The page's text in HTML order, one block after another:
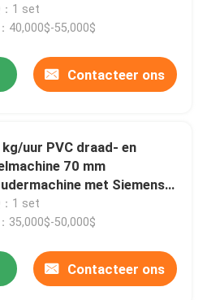
：1 set
40,000$-55,000$
Contacteer ons
uur PVC draad- en
70 mm
met Siemens
：1 set
35,000$-50,000$
Contacteer ons